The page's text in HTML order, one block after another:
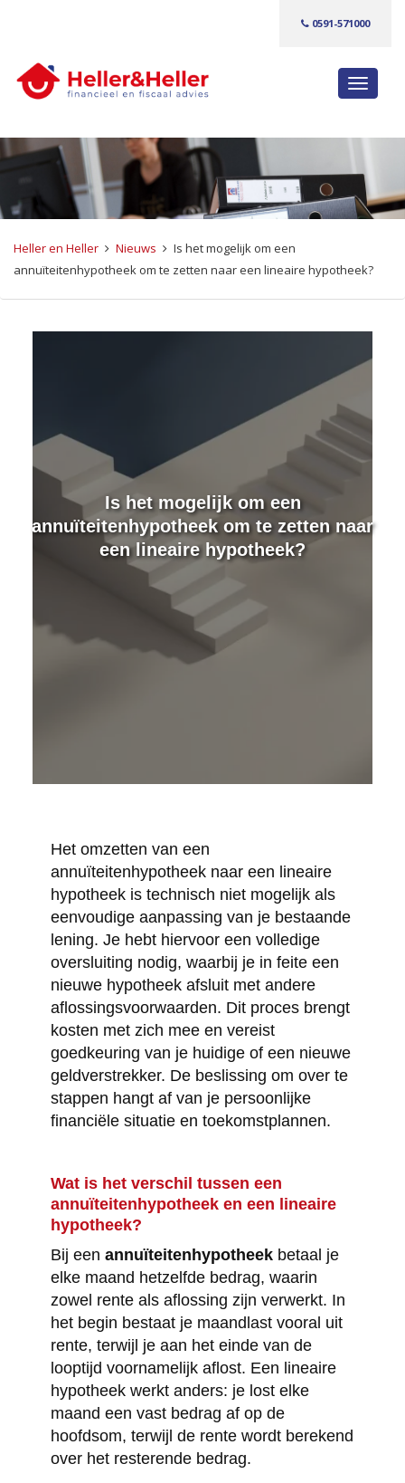
0591-571000
S
k
e
l
i
t
e
Heller en Heller Nieuws
Is het mogelijk om een
annuïteitenhypotheek om te zetten naar een lineaire hypotheek?
Is het mogelijk om een
annuïteitenhypotheek om te zetten naar
een lineaire hypotheek?
Het omzetten van een
annuïteitenhypotheek naar een lineaire
hypotheek is technisch niet mogelijk als
eenvoudige aanpassing van je bestaande
lening. Je hebt hiervoor een volledige
oversluiting nodig, waarbij je in feite een
nieuwe hypotheek afsluit met andere
aflossingsvoorwaarden. Dit proces brengt
kosten met zich mee en vereist
goedkeuring van je huidige of een nieuwe
geldverstrekker. De beslissing om over te
stappen hangt af van je persoonlijke
financiële situatie en toekomstplannen.
Wat is het verschil tussen een
annuïteitenhypotheek en een lineaire
hypotheek?
Bij een annuïteitenhypotheekbetaal je
elke maand hetzelfde bedrag, waarin
zowel rente als aflossing zijn verwerkt. In
het begin bestaat je maandlast vooral uit
rente, terwijl je aan het einde van de
looptijd voornamelijk aflost. Een lineaire
hypotheek werkt anders: je lost elke
maand een vast bedrag af op de
hoofdsom, terwijl de rente wordt berekend
over het resterende bedrag.